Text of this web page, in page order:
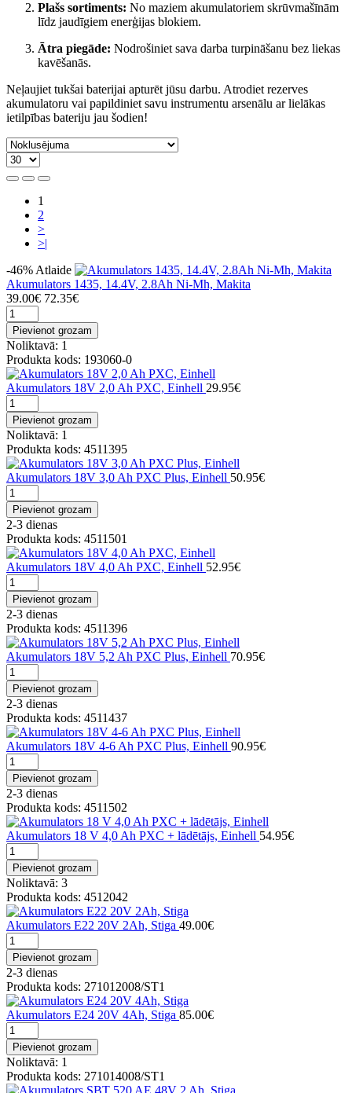
Plašs sortiments: No maziem akumulatoriem skrūvmašīnām
līdz jaudīgiem enerģijas blokiem.
Ātra piegāde: Nodrošiniet sava darba turpināšanu bez liekas
kavēšanās.
Neļaujiet tukšai baterijai apturēt jūsu darbu. Atrodiet rezerves
akumulatoru vai papildiniet savu instrumentu arsenālu ar lielākas
ietilpības bateriju jau šodien!
1
2
>
>|
-46% Atlaide
Akumulators 1435, 14.4V, 2.8Ah Ni-Mh, Makita
39.00€ 72.35€
Pievienot grozam
Noliktavā: 1
Produkta kods: 193060-0
Akumulators 18V 2,0 Ah PXC, Einhell 29.95€
Pievienot grozam
Noliktavā: 1
Produkta kods: 4511395
Akumulators 18V 3,0 Ah PXC Plus, Einhell 50.95€
Pievienot grozam
2-3 dienas
Produkta kods: 4511501
Akumulators 18V 4,0 Ah PXC, Einhell 52.95€
Pievienot grozam
2-3 dienas
Produkta kods: 4511396
Akumulators 18V 5,2 Ah PXC Plus, Einhell 70.95€
Pievienot grozam
2-3 dienas
Produkta kods: 4511437
Akumulators 18V 4-6 Ah PXC Plus, Einhell 90.95€
Pievienot grozam
2-3 dienas
Produkta kods: 4511502
Akumulators 18 V 4,0 Ah PXC + lādētājs, Einhell 54.95€
Pievienot grozam
Noliktavā: 3
Produkta kods: 4512042
Akumulators E22 20V 2Ah, Stiga 49.00€
Pievienot grozam
2-3 dienas
Produkta kods: 271012008/ST1
Akumulators E24 20V 4Ah, Stiga 85.00€
Pievienot grozam
Noliktavā: 1
Produkta kods: 271014008/ST1